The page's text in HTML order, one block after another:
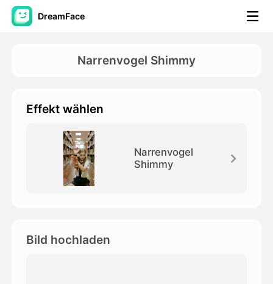
DreamFace
KI-Video
KI-Fotos
Weitere Instrumente
Narrenvogel Shimmy
Effekt wählen
Narrenvogel
Shimmy
Bild hochladen